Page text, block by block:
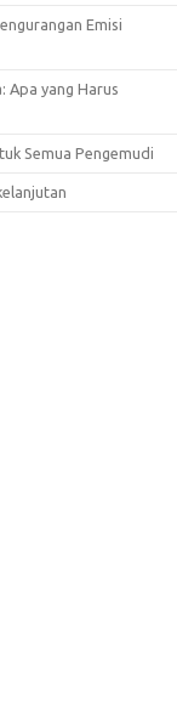
Emisi
Apa yang Harus
Semua Pengemudi